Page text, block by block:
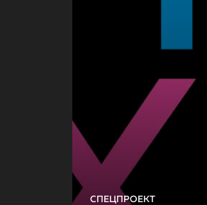
СПЕЦПРОЕКТ